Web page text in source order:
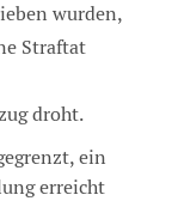
wurden,
Straftat
droht.
ein
erreicht